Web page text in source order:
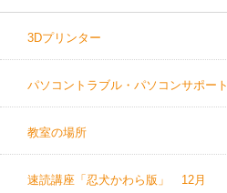
3Dプリンター
パソコントラブル・パソコンサポート
教室の場所
速読講座「忍犬かわら版」 12月